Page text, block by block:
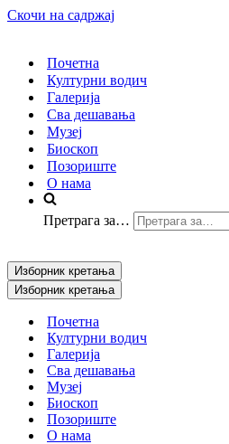
Скочи на садржај
Почетна
Културни водич
Галерија
Сва дешавања
Музеј
Биоскоп
Позориште
О нама
Претрага за…
Изборник кретања
Изборник кретања
Почетна
Културни водич
Галерија
Сва дешавања
Музеј
Биоскоп
Позориште
О нама